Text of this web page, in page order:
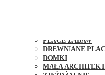
PLACE ZABAW
DREWNIANE
DOMKI
MAŁA